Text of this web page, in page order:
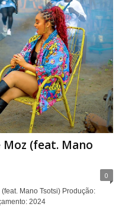
Moz (feat. Mano
0
Mano Tsotsi) Produção:
2024